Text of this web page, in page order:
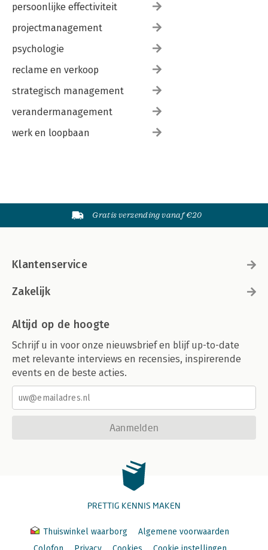
persoonlijke effectiviteit
projectmanagement
psychologie
reclame en verkoop
strategisch management
verandermanagement
werk en loopbaan
Gratis verzending vanaf €20
Klantenservice
Zakelijk
Altijd op de hoogte
Schrijf u in voor onze nieuwsbrief en blijf up-to-date
met relevante interviews en recensies, inspirerende
events en de beste acties.
Aanmelden
PRETTIG KENNIS MAKEN
Thuiswinkel waarborg
Algemene voorwaarden